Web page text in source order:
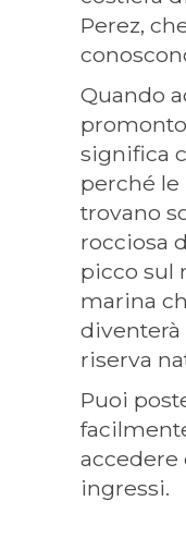
Perez,
Quando
significa
perché le
trovano
rocciosa
picco sul
marina
riserva
Puoi
accedere
ingressi.